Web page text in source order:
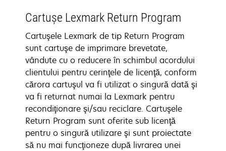
Cartuşe Lexmark Return Program
Cartuşele Lexmark de tip Return Program
sunt cartuşe de imprimare brevetate,
vândute cu o reducere în schimbul acordului
clientului pentru cerinţele de licenţă, conform
cărora cartuşul va fi utilizat o singură dată şi
va fi returnat numai la Lexmark pentru
recondiţionare şi/sau reciclare. Cartuşele
Return Program sunt oferite sub licenţă
pentru o singură utilizare şi sunt proiectate
să nu mai funcţioneze după livrarea unei